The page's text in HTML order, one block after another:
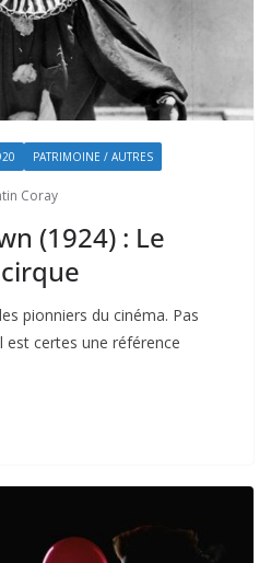
PATRIMOINE / AUTRES
Coray
(1924) : Le
pionniers du cinéma. Pas
est certes une référence